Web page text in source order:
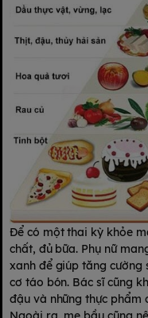
Để có một thai kỳ khỏe
chất, đủ bữa. Phụ nữ
xanh để giúp tăng cường
cơ táo bón. Bác sĩ cũng
đậu và những thực phẩm